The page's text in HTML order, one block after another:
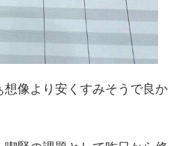
像より安くすみそうで良か